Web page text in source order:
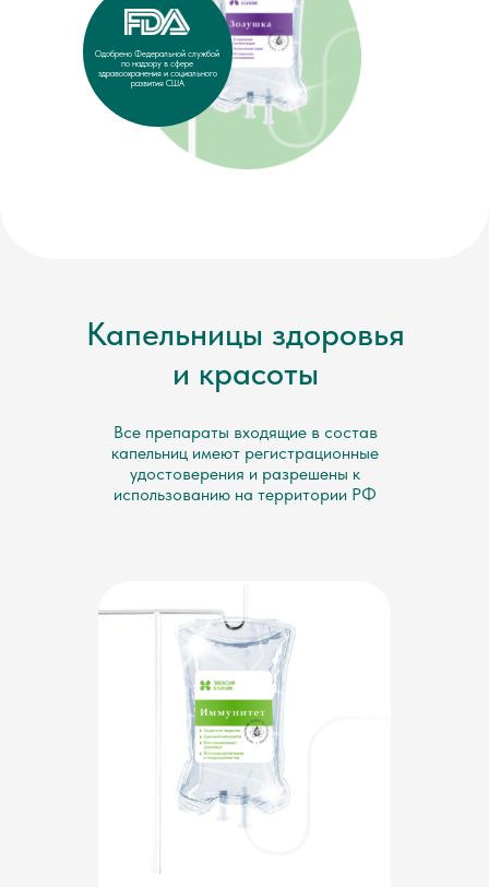
Одобрено Федеральной службой
по надзору в сфере
здравоохранения и социального
развития США
Капельницы здоровья
и красоты
Все препараты входящие в состав
капельниц имеют регистрационные
удостоверения и разрешены к
использованию на территории РФ